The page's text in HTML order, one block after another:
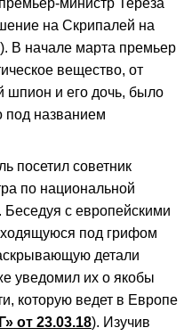
министр Тереза
на Скрипалей на
). В начале марта премьер
вещество, от
шпион и его дочь, было
под названием
посетил советник
по национальной
с европейскими
под грифом
детали
уведомил их о якобы
которую ведет в Европе
от 23.03.18). Изучив